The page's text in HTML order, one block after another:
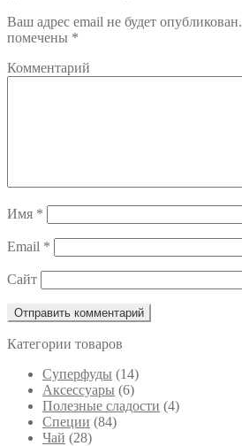
Ваш адрес email не будет опубликован.
помечены *
Комментарий
Имя *
Email *
Сайт
Категории товаров
Cуперфуды (14)
Аксессуары (6)
Полезные сладости (4)
Специи (84)
Чай (28)